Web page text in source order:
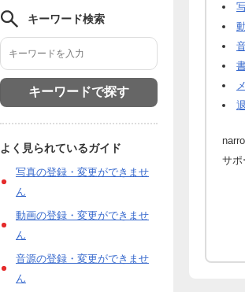
キーワード検索
よく見られているガイド
写真の登録・変更ができませ
ん
動画の登録・変更ができませ
ん
音源の登録・変更ができませ
ん
サポ